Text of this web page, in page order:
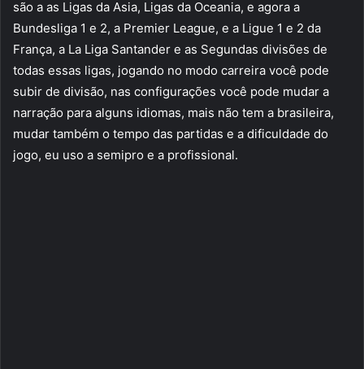
são a as Ligas da Asia, Ligas da Oceania, e agora a
Bundesliga 1 e 2, a Premier League, e a Ligue 1 e 2 da
França, a La Liga Santander e as Segundas divisões de
todas essas ligas, jogando no modo carreira você pode
subir de divisão, nas configurações você pode mudar a
narração para alguns idiomas, mais não tem a brasileira,
mudar também o tempo das partidas e a dificuldade do
jogo, eu uso a semipro e a profissional.